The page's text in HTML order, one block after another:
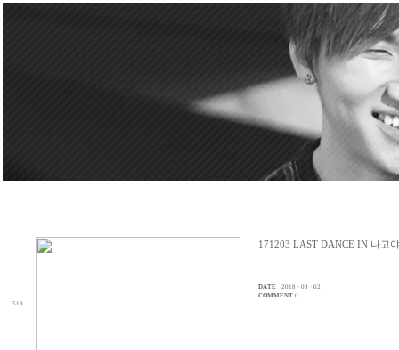
519
171203 LAST DANCE IN 나고
DATE
2018 · 03 · 02
COMMENT 0